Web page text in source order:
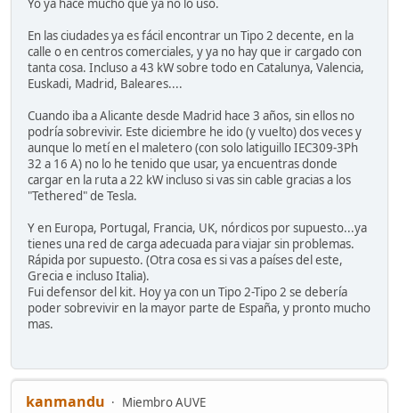
Yo ya hace mucho que ya no lo uso.
En las ciudades ya es fácil encontrar un Tipo 2 decente, en la
calle o en centros comerciales, y ya no hay que ir cargado con
tanta cosa. Incluso a 43 kW sobre todo en Catalunya, Valencia,
Euskadi, Madrid, Baleares....
Cuando iba a Alicante desde Madrid hace 3 años, sin ellos no
podría sobrevivir. Este diciembre he ido (y vuelto) dos veces y
aunque lo metí en el maletero (con solo latiguillo IEC309-3Ph
32 a 16 A) no lo he tenido que usar, ya encuentras donde
cargar en la ruta a 22 kW incluso si vas sin cable gracias a los
"Tethered" de Tesla.
Y en Europa, Portugal, Francia, UK, nórdicos por supuesto...ya
tienes una red de carga adecuada para viajar sin problemas.
Rápida por supuesto. (Otra cosa es si vas a países del este,
Grecia e incluso Italia).
Fui defensor del kit. Hoy ya con un Tipo 2-Tipo 2 se debería
poder sobrevivir en la mayor parte de España, y pronto mucho
mas.
kanmandu
Miembro AUVE